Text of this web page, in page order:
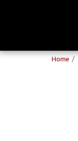
Home